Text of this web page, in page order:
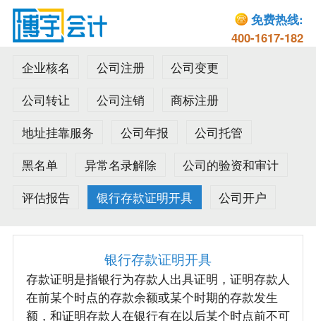
免费热线:
400-1617-182
企业核名
公司注册
公司变更
公司转让
公司注销
商标注册
地址挂靠服务
公司年报
公司托管
黑名单
异常名录解除
公司的验资和审计
评估报告
银行存款证明开具 公司开户
银行存款证明开具
存款证明是指银行为存款人出具证明，证明存款人
在前某个时点的存款余额或某个时期的存款发生
额，和证明存款人在银行有在以后某个时点前不可